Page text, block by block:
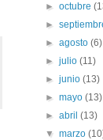
►octubre
►
►agosto(6)
►julio(11)
►junio(13)
►mayo(13)
►abril(13)
▼marzo